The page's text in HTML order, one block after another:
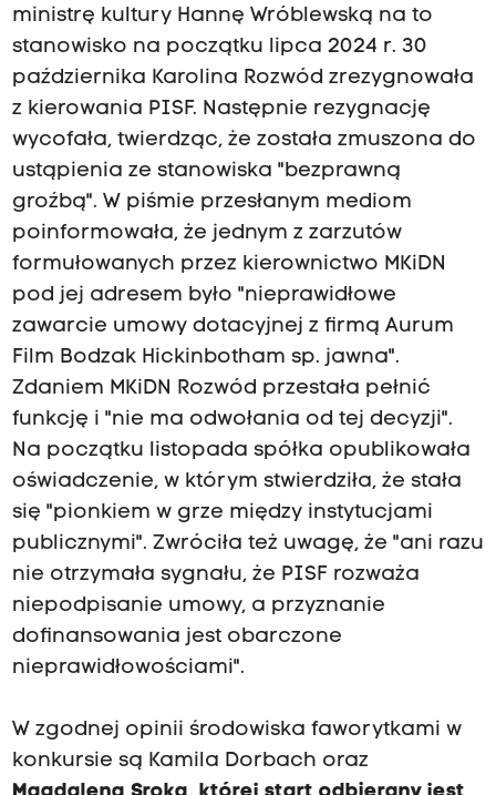
ministrę kultury Hannę Wróblewską na to
stanowisko na początku lipca 2024 r. 30
października Karolina Rozwód zrezygnowała
z kierowania PISF. Następnie rezygnację
wycofała, twierdząc, że została zmuszona do
ustąpienia ze stanowiska "bezprawną
groźbą". W piśmie przesłanym mediom
poinformowała, że jednym z zarzutów
formułowanych przez kierownictwo MKiDN
pod jej adresem było "nieprawidłowe
zawarcie umowy dotacyjnej z firmą Aurum
Film Bodzak Hickinbotham sp. jawna".
Zdaniem MKiDN Rozwód przestała pełnić
funkcję i "nie ma odwołania od tej decyzji".
Na początku listopada spółka opublikowała
oświadczenie, w którym stwierdziła, że stała
się "pionkiem w grze między instytucjami
publicznymi". Zwróciła też uwagę, że "ani razu
nie otrzymała sygnału, że PISF rozważa
niepodpisanie umowy, a przyznanie
dofinansowania jest obarczone
nieprawidłowościami".
W zgodnej opinii środowiska faworytkami w
konkursie są Kamila Dorbach oraz